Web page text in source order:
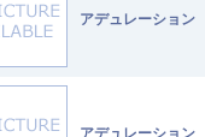
アデュレーショ
アデュレーショ